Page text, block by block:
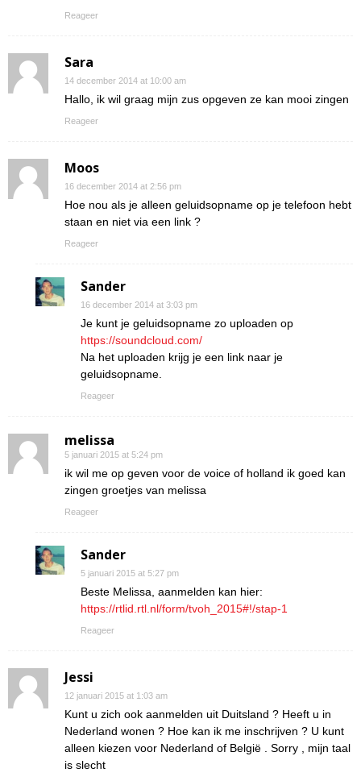
Reageer
Sara
14 december 2014 at 10:00 am
Hallo, ik wil graag mijn zus opgeven ze kan mooi zingen
Reageer
Moos
16 december 2014 at 2:56 pm
Hoe nou als je alleen geluidsopname op je telefoon hebt
staan en niet via een link ?
Reageer
Sander
16 december 2014 at 3:03 pm
Je kunt je geluidsopname zo uploaden op
https://soundcloud.com/
Na het uploaden krijg je een link naar je
geluidsopname.
Reageer
melissa
5 januari 2015 at 5:24 pm
ik wil me op geven voor de voice of holland ik goed kan
zingen groetjes van melissa
Reageer
Sander
5 januari 2015 at 5:27 pm
Beste Melissa, aanmelden kan hier:
https://rtlid.rtl.nl/form/tvoh_2015#!/stap-1
Reageer
Jessi
12 januari 2015 at 1:03 am
Kunt u zich ook aanmelden uit Duitsland ? Heeft u in
Nederland wonen ? Hoe kan ik me inschrijven ? U kunt
alleen kiezen voor Nederland of België . Sorry , mijn taal
is slecht